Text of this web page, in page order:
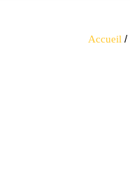
Accueil /